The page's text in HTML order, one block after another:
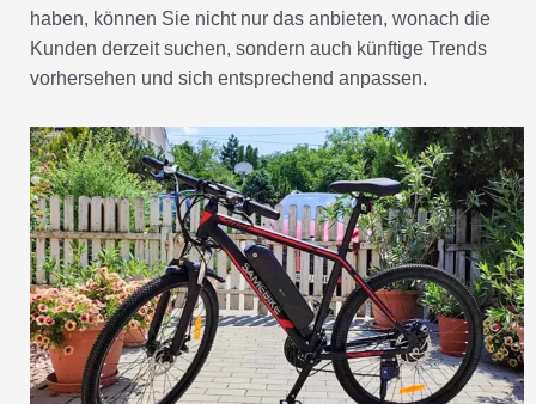
haben, können Sie nicht nur das anbieten, wonach die
Kunden derzeit suchen, sondern auch künftige Trends
vorhersehen und sich entsprechend anpassen.